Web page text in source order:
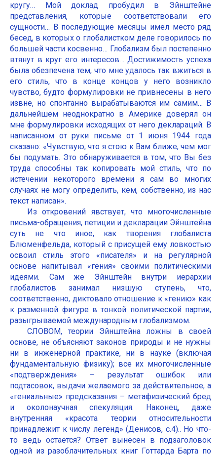
кругу… Мой доклад пробудил в Эйнштейне
представления, которые соответствовали его
сущности… В последующие месяцы имел место ряд
бесед, в которых о глобалистком деле говорилось по
большей части косвенно… Глобализм был постепенно
втянут в круг его интересов… Достижимость успеха
была обезпечена тем, что мне удалось так вжиться в
его стиль, что в конце концов у него возникло
чувство, будто формулировки не привнесены в него
извне, но спонтанно вырабатываются им самим… В
дальнейшем неоднократно в Америке доверял он
мне формулировки исходящих от него деклараций. В
написанном от руки письме от 1 июня 1944 года
сказано: «Чувствую, что я стою к Вам ближе, чем мог
бы подумать. Это обнаруживается в том, что Вы без
труда способны так копировать мой стиль, что по
истечении некоторого времени я сам во многих
случаях не могу определить, кем, собственно, из нас
текст написан».
Из откровений явствует, что многочисленные
письма-обращения, петиции и декларации Эйнштейна
суть не что иное, как творения глобалиста
Блюменфельда, который с присущей ему ловкостью
освоил стиль этого «писателя» и на регулярной
основе напитывал «гения» своими политическими
идеями. Сам же Эйнштейн внутри иерархии
глобалистов занимал низшую ступень, что,
соответственно, диктовало отношение к «гению» как
к разменной фигуре в тонкой политической партии,
разыгрываемой международным глобализмом.
СЛОВОМ, теории Эйнштейна ложны в своей
основе, не объясняют законов природы и не нужны
ни в инженерной практике, ни в науке (включая
фундаментальную физику); все их многочисленные
«подтверждения» – результат ошибок или
подтасовок, выдачи желаемого за действительное, а
«гениальные» предсказания – метафизический бред
и околонаучная спекуляция. Наконец, даже
внутренняя «красота теории относительности
принадлежит к числу легенд» (Денисов, с.4).. Но что-
то ведь остаётся? Ответ вынесен в подзаголовок
одной из разоблачительных книг Готтарда Барта по